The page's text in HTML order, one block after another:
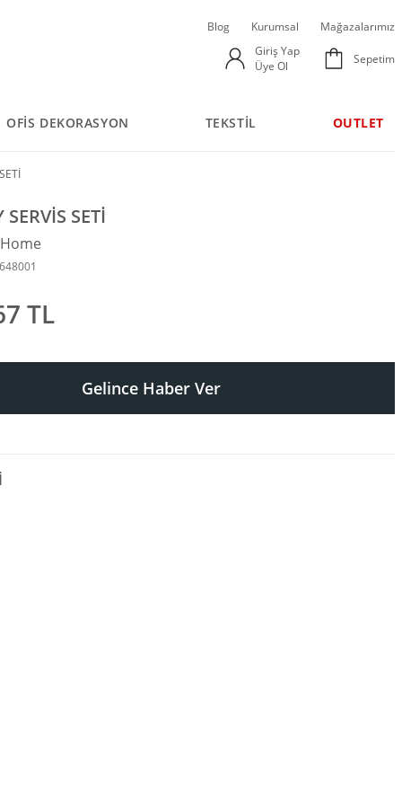
Blog Kurumsal
Mağazalarımız
Giriş Yap
Üye Ol
Sepetim
OFİS DEKORASYON TEKSTİL OUTLET
SETİ
TL
Gelince Haber Ver